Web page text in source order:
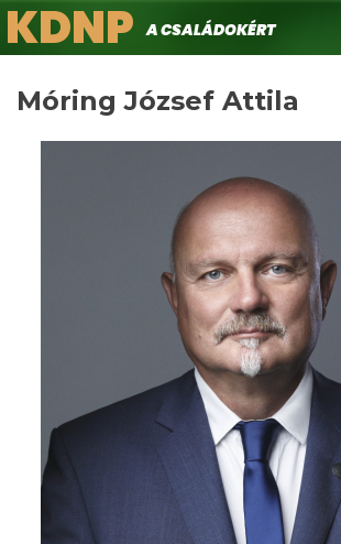
Ugrás
a
Keresés
KDNPA családokért.
Móring József Attila